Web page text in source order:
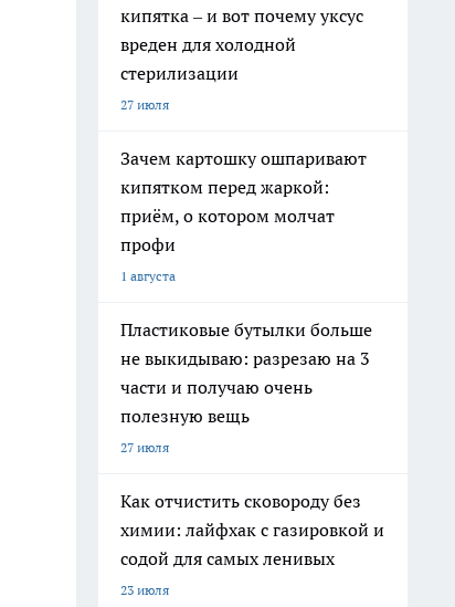
кипятка – и вот почему уксус
вреден для холодной
стерилизации
27 июля
Зачем картошку ошпаривают
кипятком перед жаркой:
приём, о котором молчат
профи
1 августа
Пластиковые бутылки больше
не выкидываю: разрезаю на 3
части и получаю очень
полезную вещь
27 июля
Как отчистить сковороду без
химии: лайфхак с газировкой и
содой для самых ленивых
23 июля